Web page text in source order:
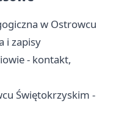
w Ostrowcu
i zapisy
- kontakt,
Świętokrzyskim -